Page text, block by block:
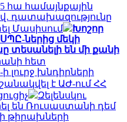
հա համայնքային
դատախազությունը
Մասիսում
Խոշոր
ներից մեկի
տեսանելի են մի քանի
հետ
լուրջ խնդիրների
է ԱԺ-ում ՀՀ
Զելենսկու
են Ռուսաստանի դեմ
թիրախների